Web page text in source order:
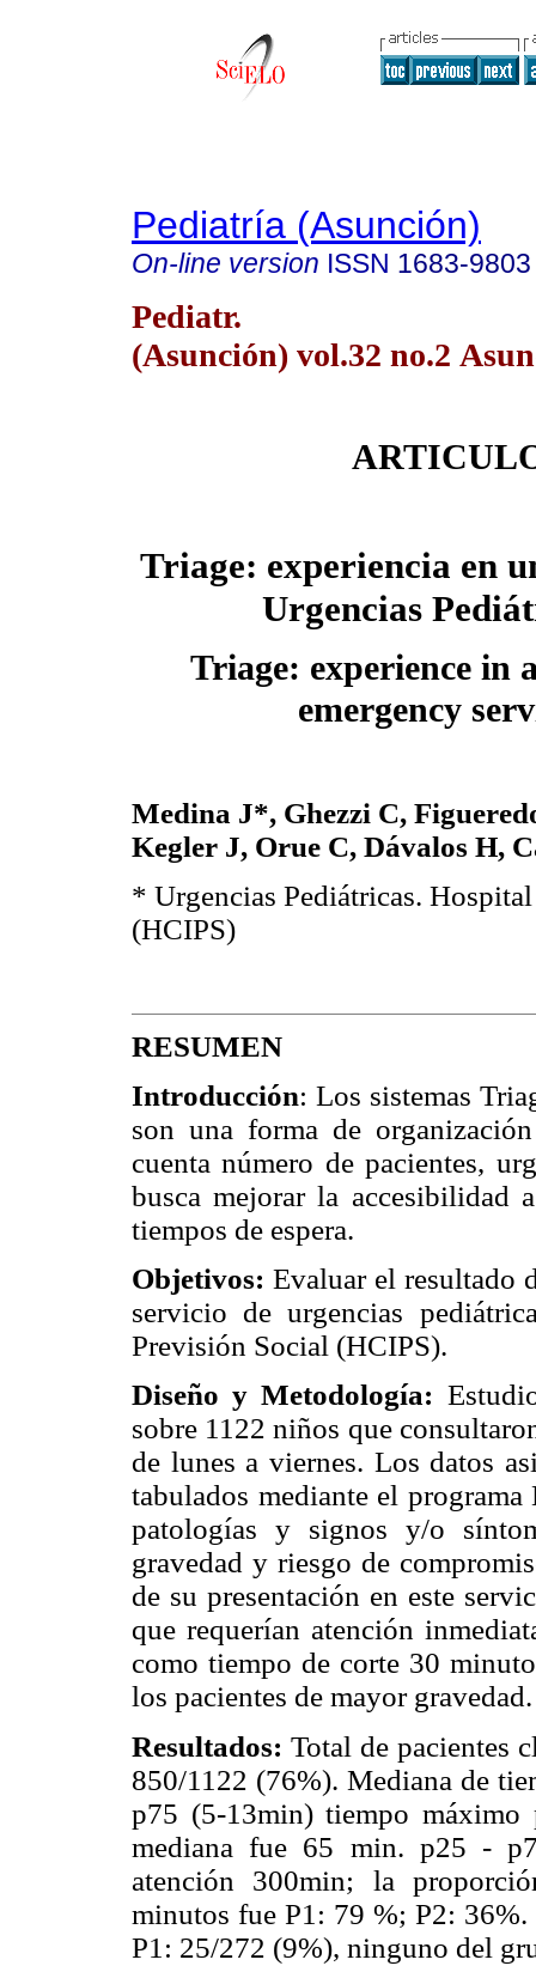
Pediatría (Asunción)
On-line version ISSN 1683-9803
Pediatr.
(Asunción) vol.32 no.2
Triage: experiencia en
Urgencias
Triage: experience in
emergency
Medina J*, Ghezzi C,
Kegler J, Orue C, Dávalos H,
* Urgencias Pediátricas.
(HCIPS)
RESUMEN
Introducción: Los sistemas
son una forma de
cuenta número de pacientes,
busca mejorar la accesibilidad
tiempos de espera.
Objetivos: Evaluar el resultado
servicio de urgencias
Previsión Social (HCIPS).
Diseño y Metodología:
sobre 1122 niños que
de lunes a viernes. Los datos
tabulados mediante el
patologías y signos y/o
gravedad y riesgo de
de su presentación en este
que requerían atención
como tiempo de corte 30
los pacientes de mayor gravedad.
Resultados: Total de pacientes
850/1122 (76%). Mediana de
p75 (5-13min) tiempo
mediana fue 65 min. p25 -
atención 300min; la
minutos fue P1: 79 %; P2:
P1: 25/272 (9%), ninguno del